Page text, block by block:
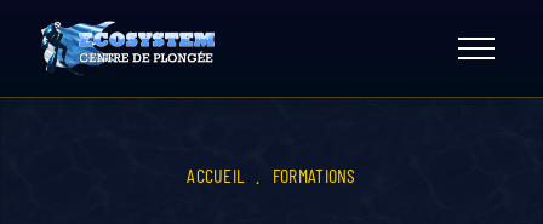
content
ACCUEIL FORMATIONS